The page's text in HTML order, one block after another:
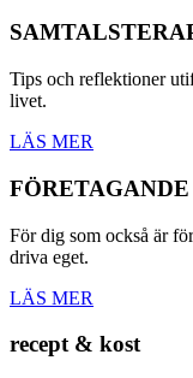
Tips och reflektioner
livet.
LÄS MER
FÖRETAGANDE
För dig som också är
driva eget.
LÄS MER
recept & kost